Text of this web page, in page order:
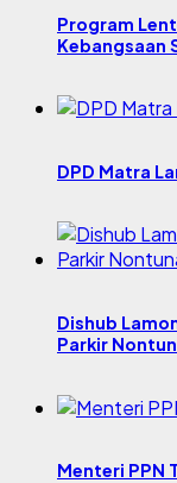
Program
Kebangsaan
DPD Matra
Dishub
Parkir
Menteri PPN